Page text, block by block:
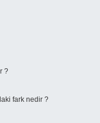
?
fark nedir ?